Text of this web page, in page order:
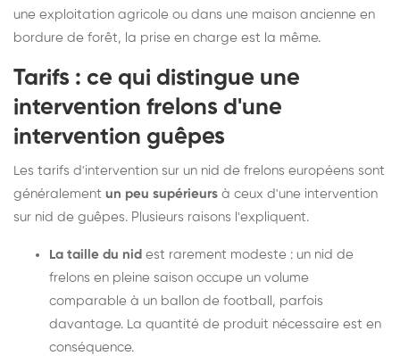
une exploitation agricole ou dans une maison ancienne en
bordure de forêt, la prise en charge est la même.
Tarifs : ce qui distingue une
intervention frelons d'une
intervention guêpes
Les tarifs d'intervention sur un nid de frelons européens sont
généralement un peu supérieurs à ceux d'une intervention
sur nid de guêpes. Plusieurs raisons l'expliquent.
La taille du nid est rarement modeste : un nid de
frelons en pleine saison occupe un volume
comparable à un ballon de football, parfois
davantage. La quantité de produit nécessaire est en
conséquence.